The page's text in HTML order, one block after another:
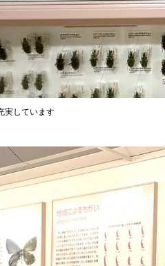
実しています